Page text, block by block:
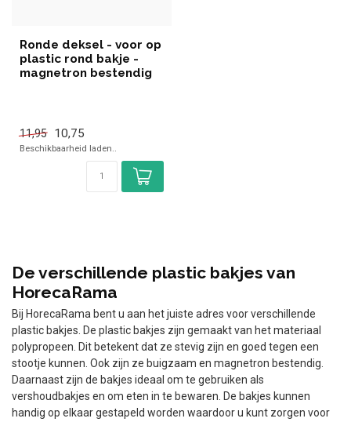
Ronde deksel - voor op
plastic rond bakje -
magnetron bestendig
11,95 10,75
Beschikbaarheid laden..
De verschillende plastic bakjes van
HorecaRama
Bij HorecaRama bent u aan het juiste adres voor verschillende
plastic bakjes. De plastic bakjes zijn gemaakt van het materiaal
polypropeen. Dit betekent dat ze stevig zijn en goed tegen een
stootje kunnen. Ook zijn ze buigzaam en magnetron bestendig.
Daarnaast zijn de bakjes ideaal om te gebruiken als
vershoudbakjes en om eten in te bewaren. De bakjes kunnen
handig op elkaar gestapeld worden waardoor u kunt zorgen voor